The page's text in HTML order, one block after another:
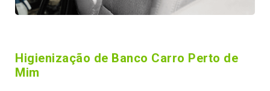
Higienização de Banco Carro Perto de
Mim